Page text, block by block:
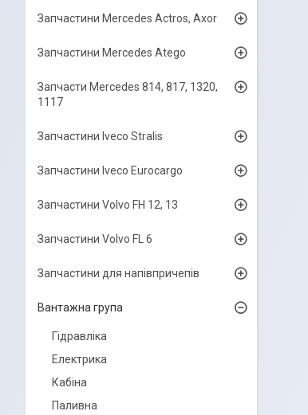
Запчастини Mercedes Actros, Axor
Запчастини Mercedes Atego
Запчасти Mercedes 814, 817, 1320,
1117
Запчастини Iveco Stralis
Запчастини Iveco Eurocargo
Запчастини Volvo FH 12, 13
Запчастини Volvo FL 6
Запчастини для напівпричепів
Вантажна група
Гідравліка
Електрика
Кабіна
Паливна